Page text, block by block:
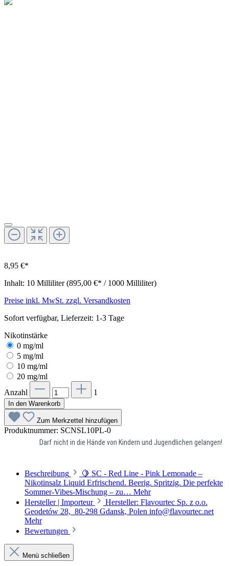
8,95 €*
Inhalt: 10 Milliliter(895,00 €* / 1000 Milliliter)
Preise inkl. MwSt. zzgl. Versandkosten
Sofort verfügbar, Lieferzeit: 1-3 Tage
Nikotinstärke
0 mg/ml
5 mg/ml
10 mg/ml
20 mg/ml
Anzahl
1
In den Warenkorb
Zum Merkzettel hinzufügen
Produktnummer: SCNSL10PL-0
Darf nicht in die Hände von Kindern und Jugendlichen gelangen!
Beschreibung
🍋 SC - Red Line - Pink Lemonade –
Nikotinsalz Liquid Erfrischend. Beerig. Spritzig. Die perfekte
Sommer-Vibes-Mischung – zu… Mehr
Hersteller | Importeur
Hersteller: Flavourtec Sp. z o.o.
Geodetów 28, 80-298 Gdansk, Polen info@flavourtec.net
Mehr
Bewertungen
Menü schließen